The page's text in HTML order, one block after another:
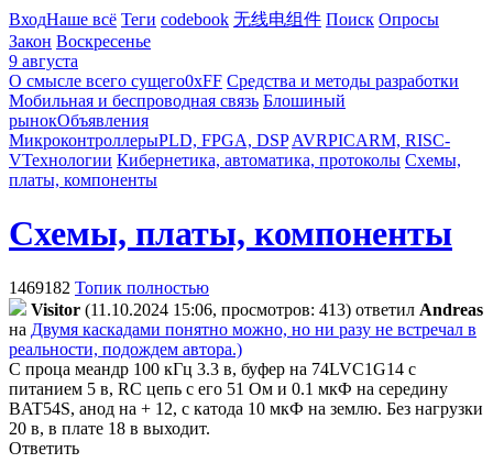
ВходНаше всё Теги codebook 无线电组件 Поиск Опросы
Закон Воскресенье
9 августа
О смысле всего сущего0xFF Средства и методы разработки
Мобильная и беспроводная связь Блошиный
рынокОбъявления
МикроконтроллерыPLD, FPGA, DSP AVRPICARM, RISC-
VТехнологии Кибернетика, автоматика, протоколы Схемы,
платы, компоненты
Схемы, платы, компоненты
1469182 Топик полностью
Visitor (11.10.2024 15:06, просмотров: 413) ответил Andreas
на Двумя каскадами понятно можно, но ни разу не встречал в
реальности, подождем автора.)
С проца меандр 100 кГц 3.3 в, буфер на 74LVC1G14 с
питанием 5 в, RC цепь с его 51 Ом и 0.1 мкФ на середину
BAT54S, анод на + 12, с катода 10 мкФ на землю. Без нагрузки
20 в, в плате 18 в выходит.
Ответить